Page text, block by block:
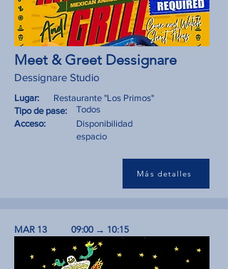
Meet & Greet Dessignare
Dessignare Studio
Lugar:
Tipo de pase:
Restaurante "Los Primos"
Todos
Acceso:
Disponibilidad
espacio
Más detalles
MAR 13 09:00 → 10:15